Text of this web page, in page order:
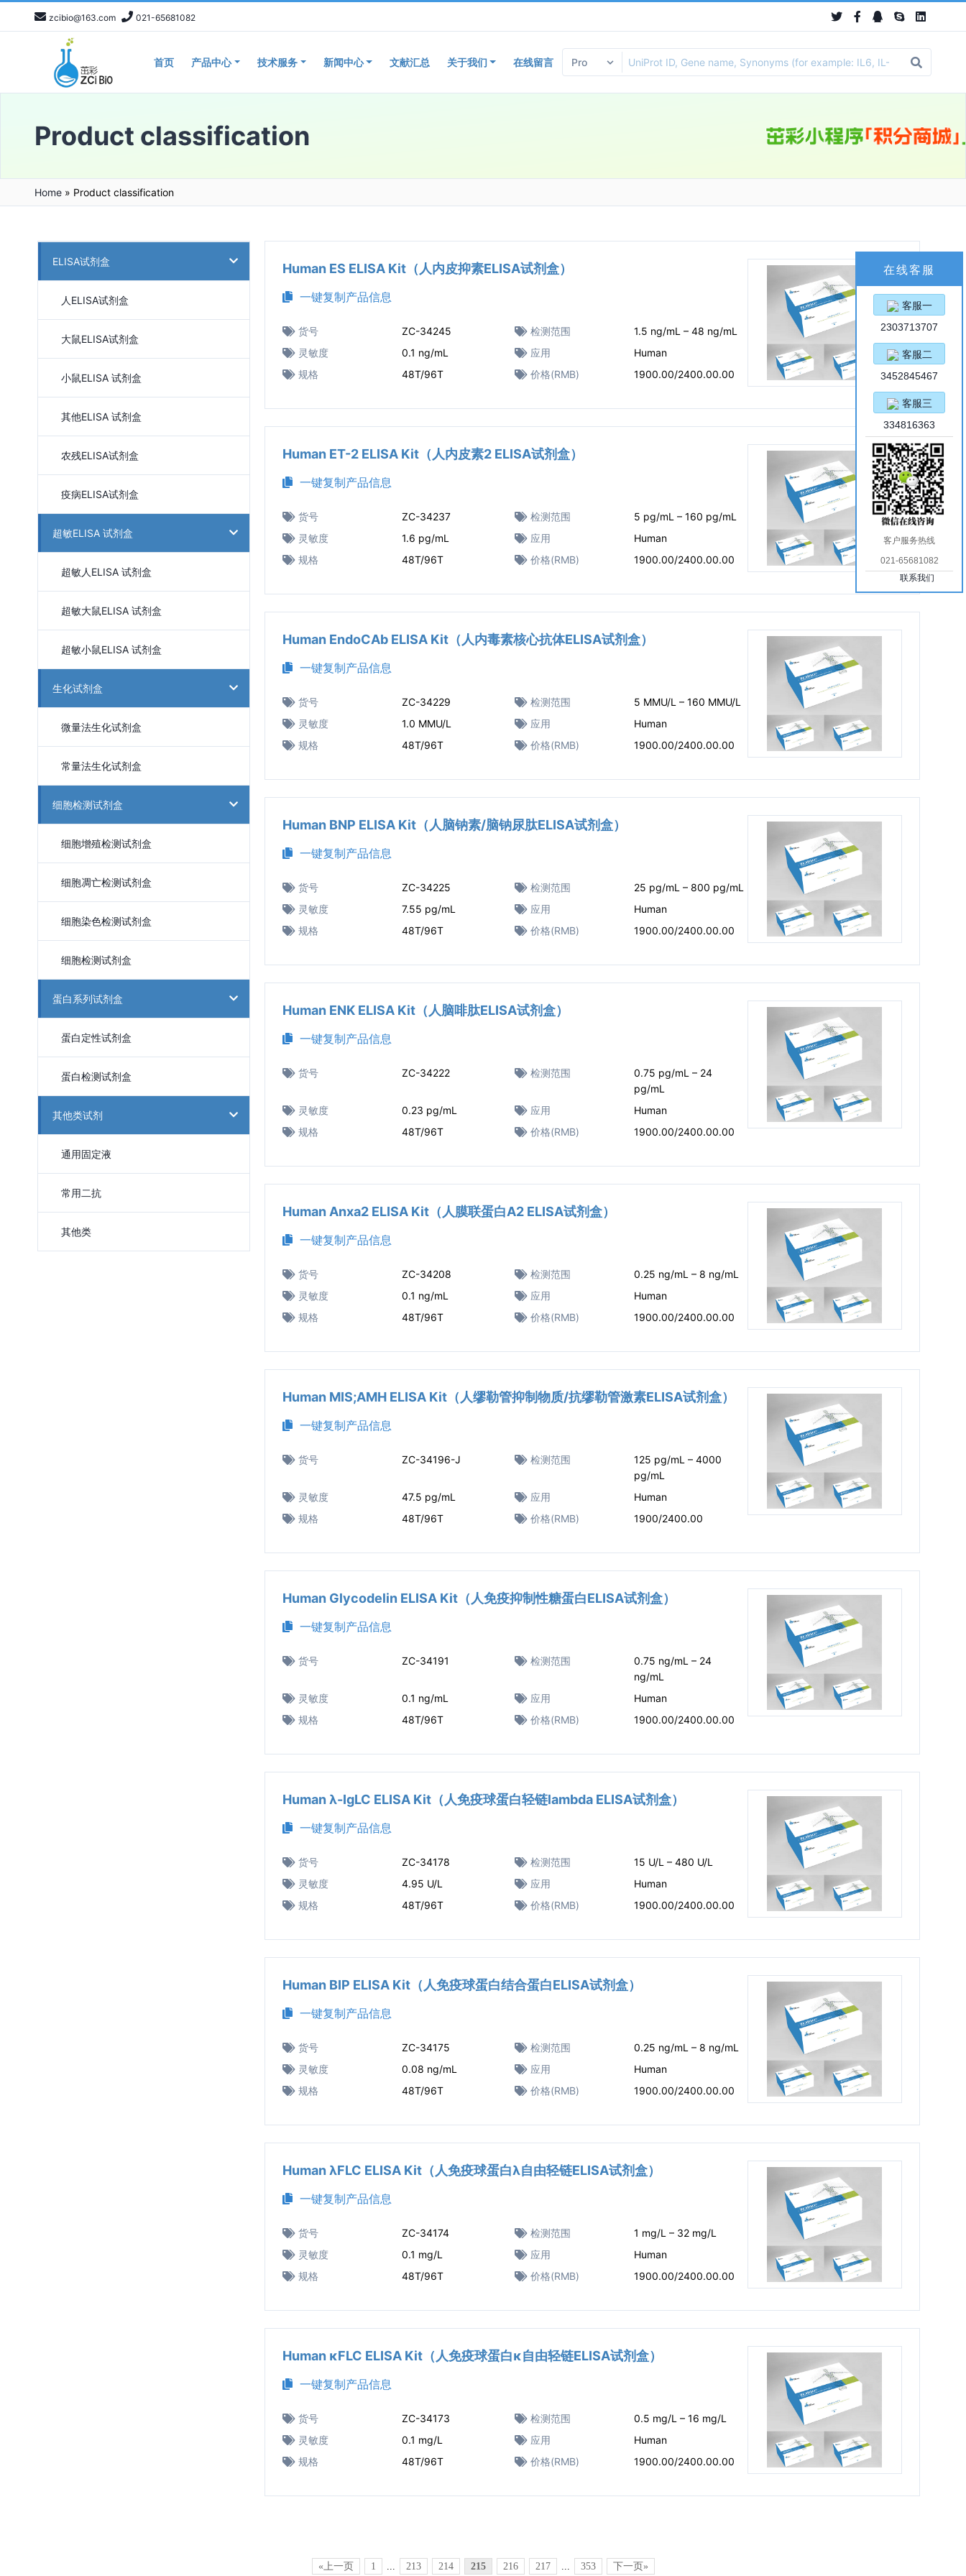
zcibio@163.com 021-65681082
首页 产品中心 技术服务 新闻中心 文献汇总 关于我们 在线留言
Product classification
Home » Product classification
Human ES ELISA Kit（人内皮抑素ELISA试剂盒）
一键复制产品信息
货号 ZC-34245 检测范围
1.5 ng/mL – 48 ng/mL
灵敏度
0.1 ng/mL 应用
Human
规格
48T/96T 价格(RMB) 1900.00/2400.00.00
Human ET-2 ELISA Kit（人内皮素2 ELISA试剂盒）
一键复制产品信息
货号 ZC-34237 检测范围
5 pg/mL – 160 pg/mL
灵敏度
1.6 pg/mL 应用
Human
规格
48T/96T 价格(RMB) 1900.00/2400.00.00
Human EndoCAb ELISA Kit（人内毒素核心抗体ELISA试剂盒）
一键复制产品信息
货号 ZC-34229 检测范围
5 MMU/L – 160 MMU/L
灵敏度
1.0 MMU/L 应用
Human
规格
48T/96T 价格(RMB) 1900.00/2400.00.00
Human BNP ELISA Kit（人脑钠素/脑钠尿肽ELISA试剂盒）
一键复制产品信息
货号 ZC-34225 检测范围
25 pg/mL – 800 pg/mL
灵敏度
7.55 pg/mL 应用
Human
规格
48T/96T 价格(RMB) 1900.00/2400.00.00
Human ENK ELISA Kit（人脑啡肽ELISA试剂盒）
一键复制产品信息
货号 ZC-34222 检测范围
0.75 pg/mL – 24
pg/mL
灵敏度
0.23 pg/mL 应用
Human
规格
48T/96T 价格(RMB) 1900.00/2400.00.00
Human Anxa2 ELISA Kit（人膜联蛋白A2 ELISA试剂盒）
一键复制产品信息
货号 ZC-34208 检测范围
0.25 ng/mL – 8 ng/mL
灵敏度
0.1 ng/mL 应用
Human
规格
48T/96T 价格(RMB) 1900.00/2400.00.00
Human MIS;AMH ELISA Kit（人缪勒管抑制物质/抗缪勒管激素ELISA试剂盒）
一键复制产品信息
货号 ZC-34196-J 检测范围
125 pg/mL – 4000
pg/mL
灵敏度
47.5 pg/mL 应用
Human
规格
48T/96T 价格(RMB) 1900/2400.00
Human Glycodelin ELISA Kit（人免疫抑制性糖蛋白ELISA试剂盒）
一键复制产品信息
货号 ZC-34191 检测范围
0.75 ng/mL – 24
ng/mL
灵敏度
0.1 ng/mL 应用
Human
规格
48T/96T 价格(RMB) 1900.00/2400.00.00
Human λ-IgLC ELISA Kit（人免疫球蛋白轻链lambda ELISA试剂盒）
一键复制产品信息
货号 ZC-34178 检测范围
15 U/L – 480 U/L
灵敏度
4.95 U/L 应用
Human
规格
48T/96T 价格(RMB) 1900.00/2400.00.00
Human BIP ELISA Kit（人免疫球蛋白结合蛋白ELISA试剂盒）
一键复制产品信息
货号 ZC-34175 检测范围
0.25 ng/mL – 8 ng/mL
灵敏度
0.08 ng/mL 应用
Human
规格
48T/96T 价格(RMB) 1900.00/2400.00.00
Human λFLC ELISA Kit（人免疫球蛋白λ自由轻链ELISA试剂盒）
一键复制产品信息
货号 ZC-34174 检测范围
1 mg/L – 32 mg/L
灵敏度
0.1 mg/L 应用
Human
规格
48T/96T 价格(RMB) 1900.00/2400.00.00
Human κFLC ELISA Kit（人免疫球蛋白κ自由轻链ELISA试剂盒）
一键复制产品信息
货号 ZC-34173 检测范围
0.5 mg/L – 16 mg/L
灵敏度
0.1 mg/L 应用
Human
规格
48T/96T 价格(RMB) 1900.00/2400.00.00
ELISA试剂盒
人ELISA试剂盒
大鼠ELISA试剂盒
小鼠ELISA 试剂盒
其他ELISA 试剂盒
农残ELISA试剂盒
疫病ELISA试剂盒
超敏ELISA 试剂盒
超敏人ELISA 试剂盒
超敏大鼠ELISA 试剂盒
超敏小鼠ELISA 试剂盒
生化试剂盒
微量法生化试剂盒
常量法生化试剂盒
细胞检测试剂盒
细胞增殖检测试剂盒
细胞凋亡检测试剂盒
细胞染色检测试剂盒
细胞检测试剂盒
蛋白系列试剂盒
蛋白定性试剂盒
蛋白检测试剂盒
其他类试剂
通用固定液
常用二抗
其他类
«上一页 1 ... 213 214 215 216 217 ... 353 下一页»
在线客服
客服一
2303713707
客服二
3452845467
客服三
334816363
客户服务热线
021-65681082
联系我们